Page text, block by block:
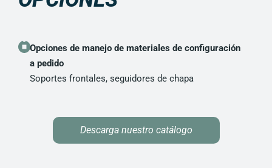
Opciones de manejo de materiales de configuración
a pedido
Soportes frontales, seguidores de chapa
Descarga nuestro catálogo